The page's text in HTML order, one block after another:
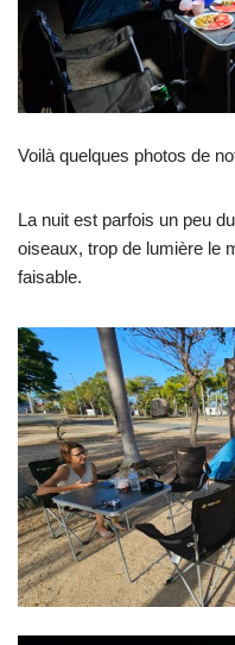
Voilà quelques photos de
La nuit est parfois un peu
oiseaux, trop de lumière le
faisable.